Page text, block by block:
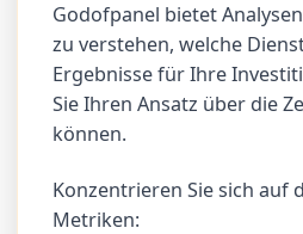
Godofpanel bietet
zu verstehen, welche
Ergebnisse für Ihre
Sie Ihren Ansatz über die
können.
Konzentrieren Sie sich auf
Metriken: